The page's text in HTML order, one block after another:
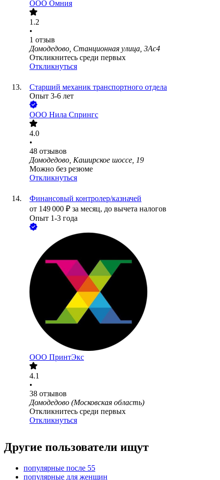
ООО Омния
1.2
•
1 отзыв
Домодедово, Станционная улица, 3Ас4
Откликнитесь среди первых
Откликнуться
Старший механик транспортного отдела
Опыт 3-6 лет
ООО Нила Спрингс
4.0
•
48 отзывов
Домодедово, Каширское шоссе, 19
Можно без резюме
Откликнуться
Финансовый контролер/казначей
от 149 000 ₽ за месяц, до вычета налогов
Опыт 1-3 года
ООО ПринтЭкс
4.1
•
38 отзывов
Домодедово (Московская область)
Откликнитесь среди первых
Откликнуться
Другие пользователи ищут
популярные после 55
популярные для женщин